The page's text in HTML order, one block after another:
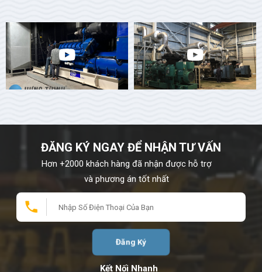
CUMMINS
Máy phát điện Cummins cung cấp 1 nguồn điện dự phòng
công suất lớn hỗ trợ con người trong nhiều lĩnh vực cuộc
sống. Do đó cần phải nắm bắt thật kỹ những lưu ý quan
trọng sau đây để sử dụng máy phát điện Cummins được
hiệu quả và hạn chế hư hỏng, kéo dài tuổi thọ hoạt động
của máy.08:00 AM 01/01/1970
LƯU Ý KHI SỬ DỤNG MÁY PHÁT ĐIỆN CÔNG NGHIỆP
Lưu ý khi sử dụng máy phát điện công nghiệp sao cho an
ĐĂNG KÝ NGAY ĐỂ NHẬN TƯ VẤN
Hơn +2000 khách hàng đã nhận được hỗ trợ
và phương án tốt nhất
Đăng Ký
Kết Nối Nhanh